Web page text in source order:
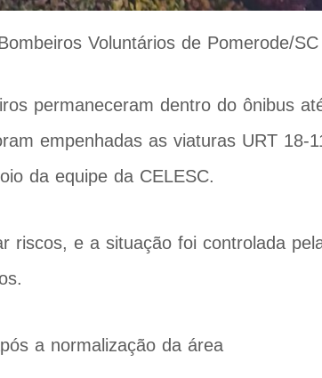
Voluntários de Pomerode/SC
permaneceram dentro do ônibus
empenhadas as viaturas URT 18-
da equipe da CELESC.
riscos, e a situação foi controlada
a normalização da área